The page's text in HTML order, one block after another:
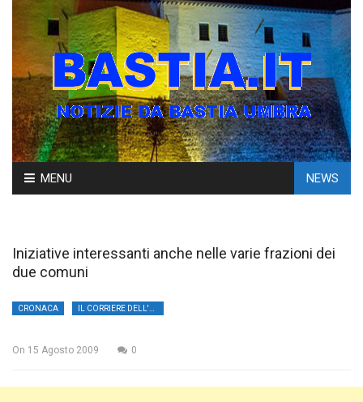
Skip
to
MENU NEWS
Iniziative interessanti anche nelle varie frazioni dei
due comuni
CRONACA
On 15 Agosto 2009 0